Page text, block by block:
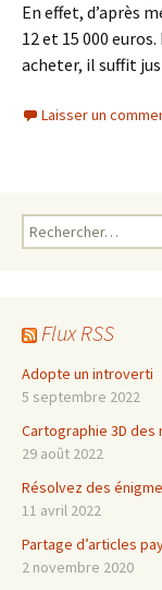
En effet, d’après
12 et 15 000
acheter, il suffit
Laisser un
Rechercher :
Flux RSS
Adopte un introverti
5 septembre 2022
Cartographie 3D des
29 août 2022
Résolvez des
11 avril 2022
Partage d’articles
2 novembre 2020